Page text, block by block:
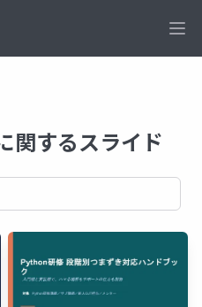
関するスライド